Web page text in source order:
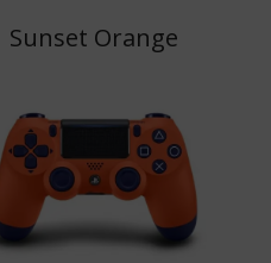
Sunset Orange